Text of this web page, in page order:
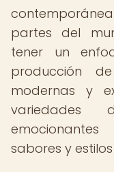
partes del
tener un
producción
modernas y
sabores y